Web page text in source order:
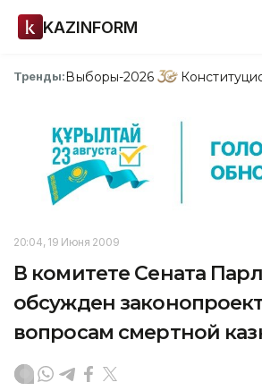
KAZINFORM
Тренды:Выборы-2026
20:04, 19 Июня 2009
В комитете Сената
обсужден
вопросам смертной